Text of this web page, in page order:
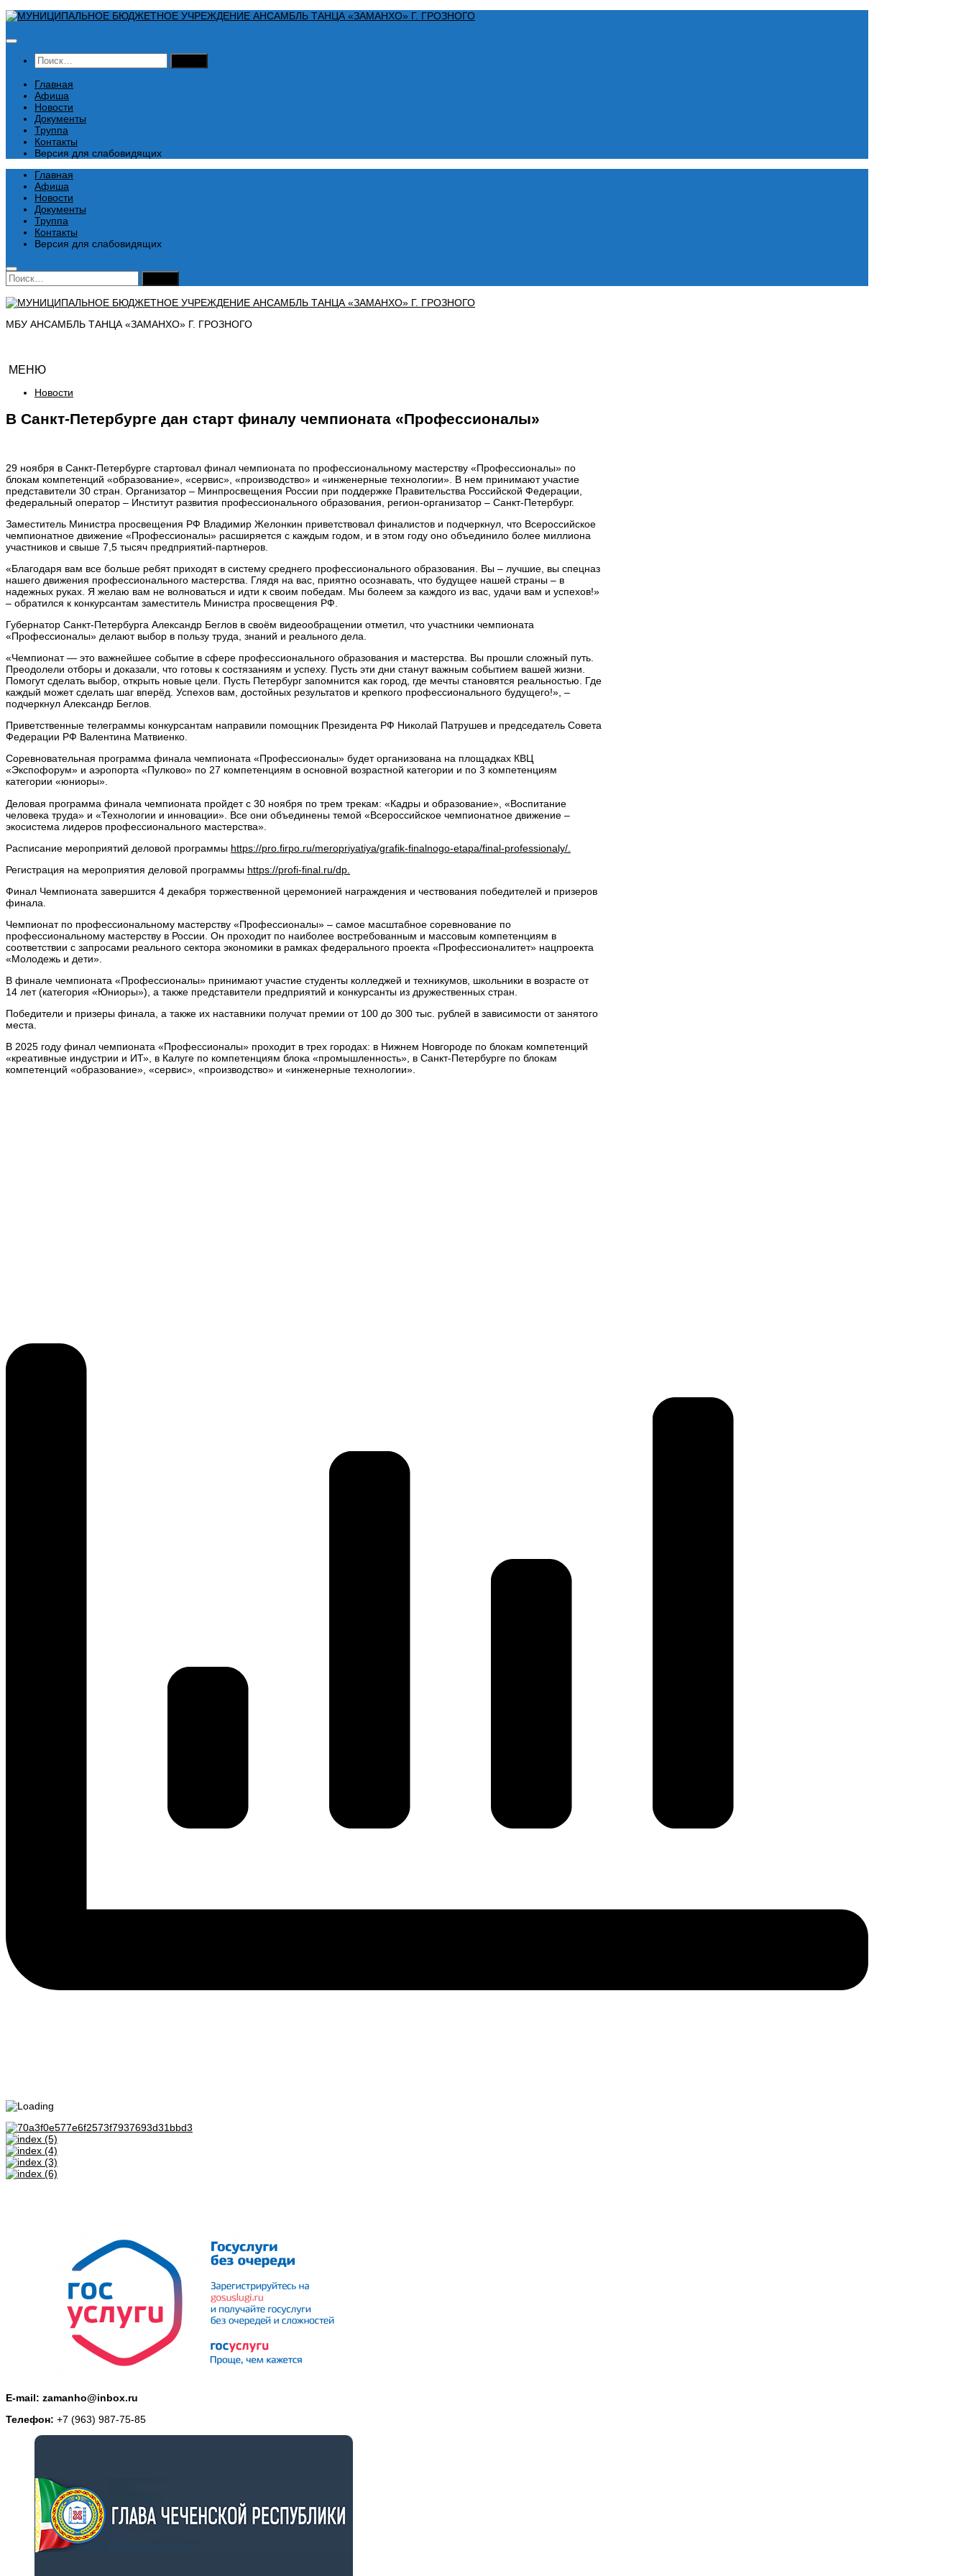
Перейти
содержимому
Найти:
Главная
Афиша
Новости
Документы
Труппа
Контакты
Версия для слабовидящих
Главная
Афиша
Новости
Документы
Труппа
Контакты
Версия для слабовидящих
Найти:
МБУ АНСАМБЛЬ ТАНЦА «ЗАМАНХО» Г. ГРОЗНОГО
МЕНЮ
Новости
В Санкт-Петербурге дан старт финалу чемпионата «Профессионалы»
29 ноября в Санкт-Петербурге стартовал финал чемпионата по профессиональному мастерству «Профессионалы» по
блокам компетенций «образование», «сервис», «производство» и «инженерные технологии». В нем принимают участие
представители 30 стран. Организатор – Минпросвещения России при поддержке Правительства Российской Федерации,
федеральный оператор – Институт развития профессионального образования, регион-организатор – Санкт-Петербург.
Заместитель Министра просвещения РФ Владимир Желонкин приветствовал финалистов и подчеркнул, что Всероссийское
чемпионатное движение «Профессионалы» расширяется с каждым годом, и в этом году оно объединило более миллиона
участников и свыше 7,5 тысяч предприятий-партнеров.
«Благодаря вам все больше ребят приходят в систему среднего профессионального образования. Вы – лучшие, вы спецназ
нашего движения профессионального мастерства. Глядя на вас, приятно осознавать, что будущее нашей страны – в
надежных руках. Я желаю вам не волноваться и идти к своим победам. Мы болеем за каждого из вас, удачи вам и успехов!»
– обратился к конкурсантам заместитель Министра просвещения РФ.
Губернатор Санкт-Петербурга Александр Беглов в своём видеообращении отметил, что участники чемпионата
«Профессионалы» делают выбор в пользу труда, знаний и реального дела.
«Чемпионат — это важнейшее событие в сфере профессионального образования и мастерства. Вы прошли сложный путь.
Преодолели отборы и доказали, что готовы к состязаниям и успеху. Пусть эти дни станут важным событием вашей жизни.
Помогут сделать выбор, открыть новые цели. Пусть Петербург запомнится как город, где мечты становятся реальностью. Где
каждый может сделать шаг вперёд. Успехов вам, достойных результатов и крепкого профессионального будущего!», –
подчеркнул Александр Беглов.
Приветственные телеграммы конкурсантам направили помощник Президента РФ Николай Патрушев и председатель Совета
Федерации РФ Валентина Матвиенко.
Соревновательная программа финала чемпионата «Профессионалы» будет организована на площадках КВЦ
«Экспофорум» и аэропорта «Пулково» по 27 компетенциям в основной возрастной категории и по 3 компетенциям
категории «юниоры».
Деловая программа финала чемпионата пройдет с 30 ноября по трем трекам: «Кадры и образование», «Воспитание
человека труда» и «Технологии и инновации». Все они объединены темой «Всероссийское чемпионатное движение –
экосистема лидеров профессионального мастерства».
Расписание мероприятий деловой программы https://pro.firpo.ru/meropriyatiya/grafik-finalnogo-etapa/final-professionaly/.
Регистрация на мероприятия деловой программы https://profi-final.ru/dp.
Финал Чемпионата завершится 4 декабря торжественной церемонией награждения и чествования победителей и призеров
финала.
Чемпионат по профессиональному мастерству «Профессионалы» – самое масштабное соревнование по
профессиональному мастерству в России. Он проходит по наиболее востребованным и массовым компетенциям в
соответствии с запросами реального сектора экономики в рамках федерального проекта «Профессионалитет» нацпроекта
«Молодежь и дети».
В финале чемпионата «Профессионалы» принимают участие студенты колледжей и техникумов, школьники в возрасте от
14 лет (категория «Юниоры»), а также представители предприятий и конкурсанты из дружественных стран.
Победители и призеры финала, а также их наставники получат премии от 100 до 300 тыс. рублей в зависимости от занятого
места.
В 2025 году финал чемпионата «Профессионалы» проходит в трех городах: в Нижнем Новгороде по блокам компетенций
«креативные индустрии и ИТ», в Калуге по компетенциям блока «промышленность», в Санкт-Петербурге по блокам
компетенций «образование», «сервис», «производство» и «инженерные технологии».
E-mail: zamanho@inbox.ru
Телефон: +7 (963) 987-75-85